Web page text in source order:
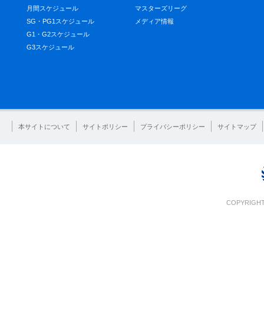
月間スケジュール
SG・PG1スケジュール
G1・G2スケジュール
G3スケジュール
マスターズリーグ
メディア情報
本サイトについて サイトポリシー プライバシーポリシー サイトマップ